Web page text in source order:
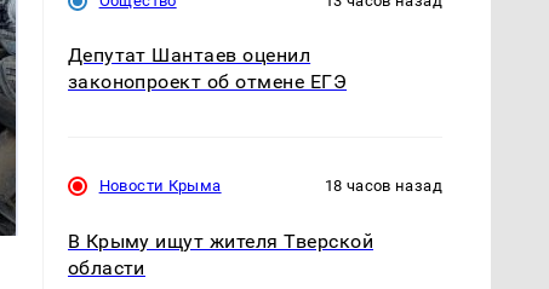
готовую еду из
жестокое убийство
Депутат Шантаев оценил
законопроект об отмене ЕГЭ
Новости Крыма 18 часов назад
В Крыму ищут жителя Тверской
области